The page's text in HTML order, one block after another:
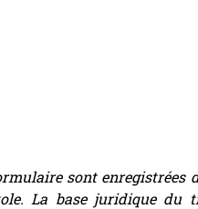
merci de le laisser vide.
sont
La base juridique du